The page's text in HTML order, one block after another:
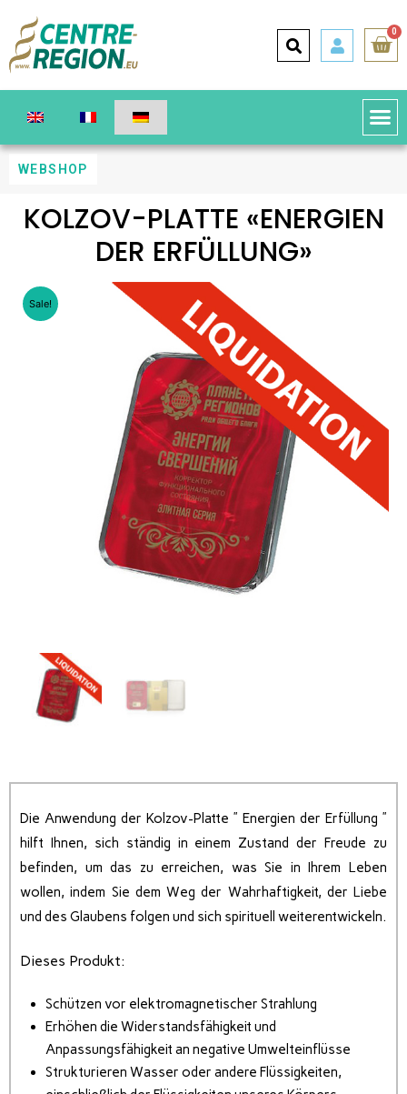
0
WEBSHOP
KOLZOV-PLATTE «ENERGIEN
DER ERFÜLLUNG»
Sale!
Die Anwendung der Kolzov-Platte ” Energien der Erfüllung ”
hilft Ihnen, sich ständig in einem Zustand der Freude zu
befinden, um das zu erreichen, was Sie in Ihrem Leben
wollen, indem Sie dem Weg der Wahrhaftigkeit, der Liebe
und des Glaubens folgen und sich spirituell weiterentwickeln.
Dieses Produkt:
Schützen vor elektromagnetischer Strahlung
Erhöhen die Widerstandsfähigkeit und
Anpassungsfähigkeit an negative Umwelteinflüsse
Strukturieren Wasser oder andere Flüssigkeiten,